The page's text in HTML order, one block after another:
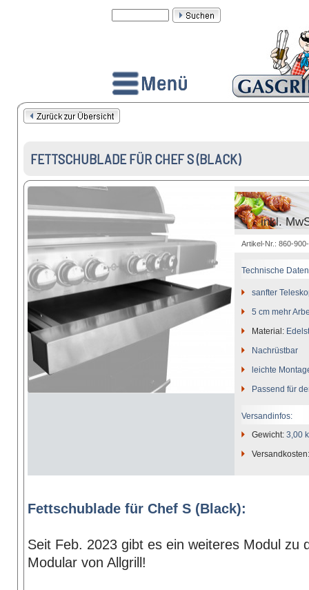
FETTSCHUBLADE FÜR CHEF S (BLACK)
inkl.
Artikel-Nr.: 860-
Technische
sanfter
5 cm mehr
Material:
Nachrüstbar
leichte
Passend für
Versandinfos:
Gewicht: 3,00
Fettschublade für Chef S (Black):
Seit Feb. 2023 gibt es ein weiteres Modul zu
Modular von Allgrill!